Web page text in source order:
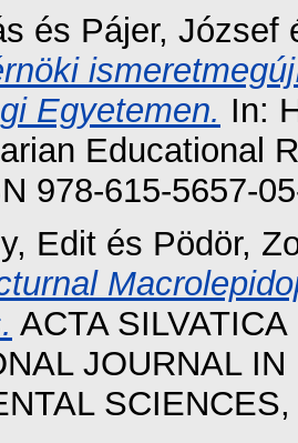
és Pájer, József
Egyetemen. In:
Educational
978-615-5657-
Edit és Pödör,
ACTA
JOURNAL